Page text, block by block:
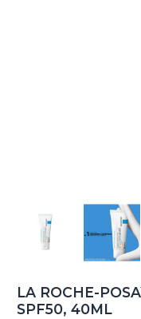
LA ROCHE-
SPF50, 40ML